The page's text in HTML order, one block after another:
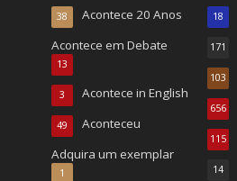
Acontece 20 Anos
38
Acontece em Debate
13
Acontece in English
3
Aconteceu
49
Adquira um exemplar
1
18
171
103
656
115
14